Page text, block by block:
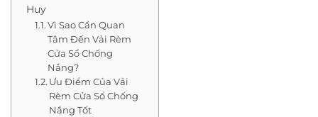
Huy
Vì Sao Cần Quan
Tâm Đến Vải Rèm
Cửa Sổ Chống
Nắng?
Ưu Điểm Của Vải
Rèm Cửa Sổ Chống
Nắng Tốt